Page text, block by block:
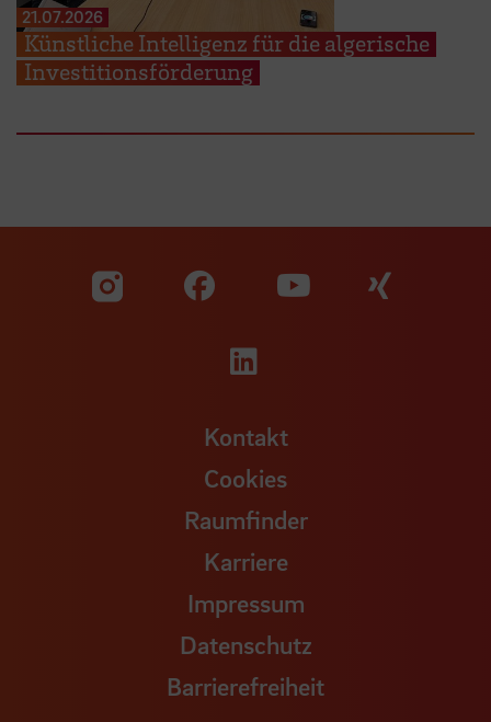
21.07.2026
Künstliche Intelligenz für die algerische
Investitionsförderung
Zu unserer Facebook
Zu
Zu unserer
Kontakt
Cookies
Raumfinder
Karriere
Impressum
Datenschutz
Barrierefreiheit